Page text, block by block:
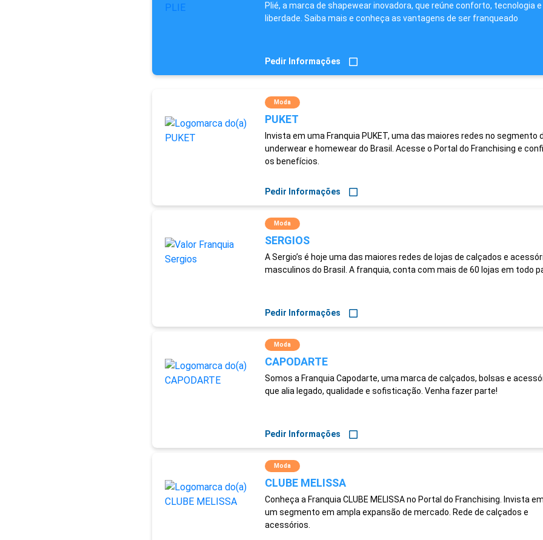
Plié, a marca de shapewear inovadora, que reúne conforto, tecnologia e
liberdade. Saiba mais e conheça as vantagens de ser franqueado
Pedir Informações
Moda
PUKET
Invista em uma Franquia PUKET, uma das maiores redes no segmento
underwear e homewear do Brasil. Acesse o Portal do Franchising e
os benefícios.
Pedir Informações
Moda
SERGIOS
A Sergio’s é hoje uma das maiores redes de lojas de calçados e
masculinos do Brasil. A franquia, conta com mais de 60 lojas em todo
Pedir Informações
Moda
CAPODARTE
Somos a Franquia Capodarte, uma marca de calçados, bolsas e
que alia legado, qualidade e sofisticação. Venha fazer parte!
Pedir Informações
Moda
CLUBE MELISSA
Conheça a Franquia CLUBE MELISSA no Portal do Franchising. Invista
um segmento em ampla expansão de mercado. Rede de calçados e
acessórios.